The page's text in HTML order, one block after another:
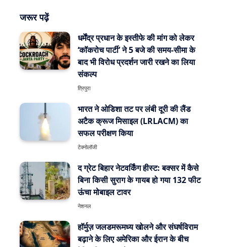
जरूर पढ़ें
धर्मेंद्र प्रधान के इस्तीफे की मांग को लेकर
‘कॉकरोच पार्टी’ ने 5 बजे की समय-सीमा के
बाद भी विरोध प्रदर्शन जारी रखने का लिया
संकल्प
त्रिपुरा
भारत ने ओडिशा तट पर लंबी दूरी की लैंड
अटैक क्रूज मिसाइल (LRLACM) का
सफल परीक्षण किया
टेक्नोलॉजी
द ग्रेट बिहार नेटवर्किंग हीस्ट: बक्सर में कैसे
बिना किसी सुराग के गायब हो गया 132 फीट
ऊंचा मोबाइल टावर
नेशनल
हॉर्मुज़ जलडमरूमध्य खोलने और संघर्षविराम
बढ़ाने के लिए अमेरिका और ईरान के बीच